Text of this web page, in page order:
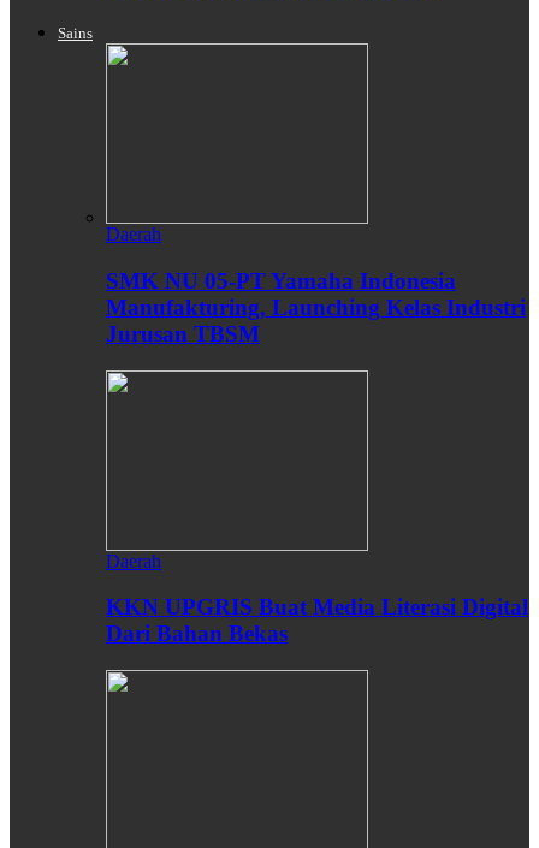
Sains
Daerah
SMK NU 05-PT Yamaha Indonesia
Manufakturing, Launching Kelas Industri
Jurusan TBSM
Daerah
KKN UPGRIS Buat Media Literasi Digital
Dari Bahan Bekas